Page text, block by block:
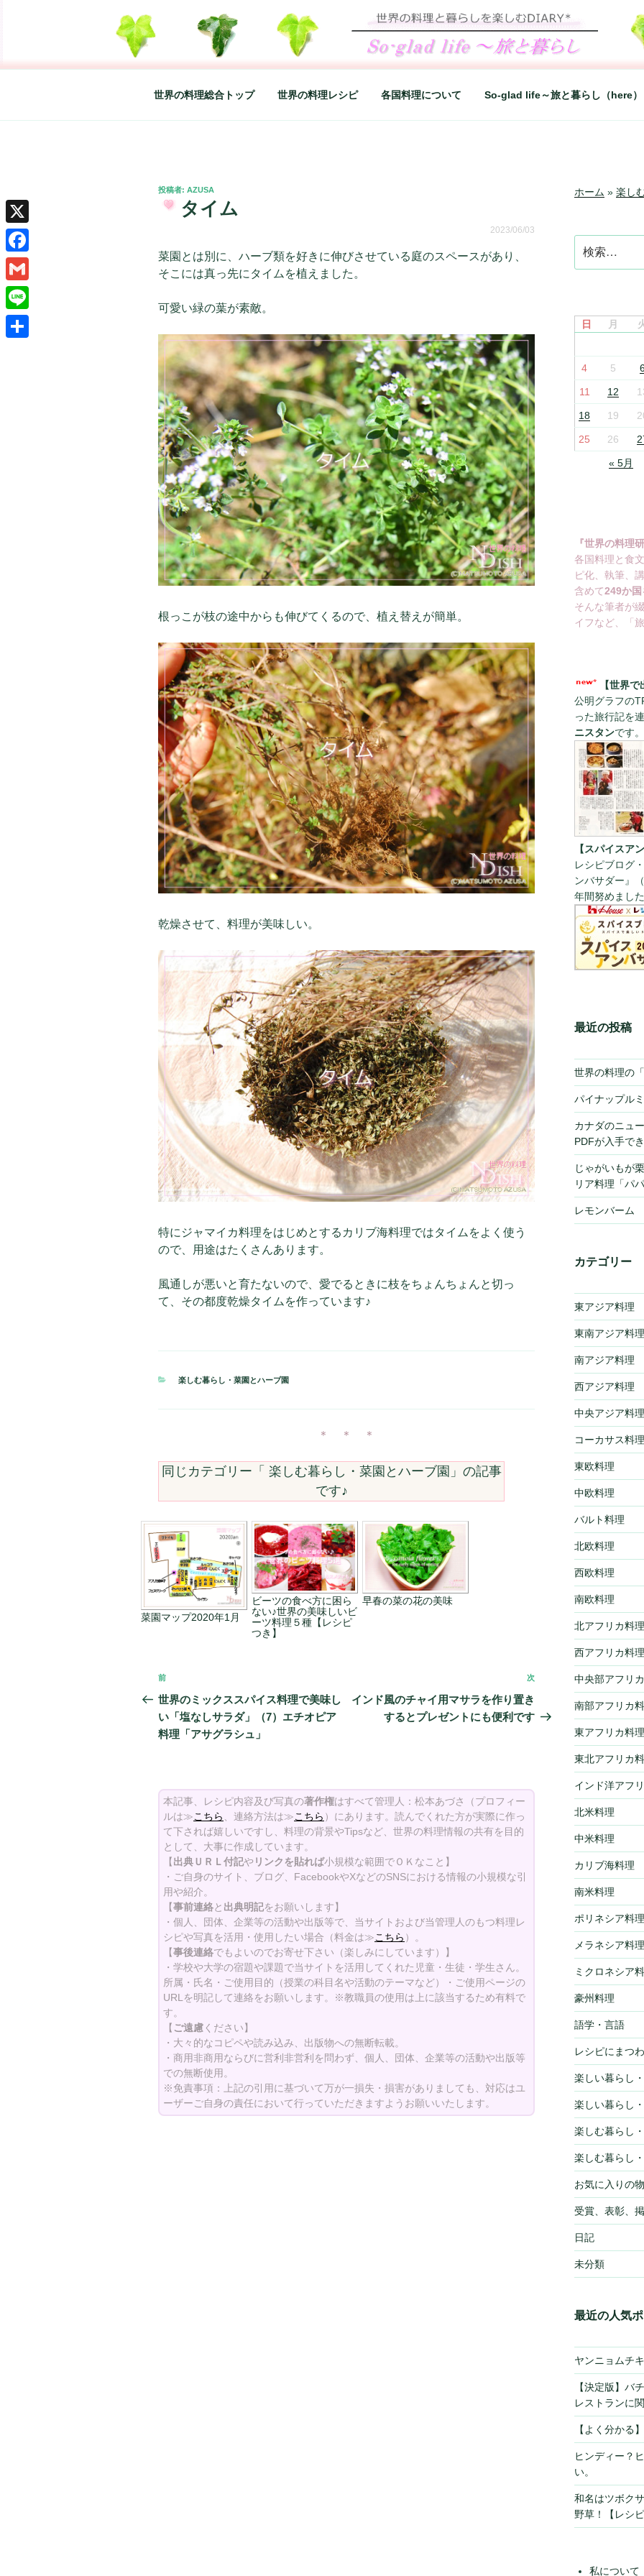
SO-GLAD LIFE～旅と暮らし
世界の料理のエッセイやレシピ、シンプルライフ、楽しい暮らしなどを綴る、世界248か国を
世界の料理総合トップ 世界の料理レシピ 各国料理について So-glad life～旅と暮らし（here）
投
稿
日:
投稿者: AZUSA
タイム
2023/06/03
菜園とは別に、ハーブ類を好きに伸びさせている庭のスペースがあり、
そこには真っ先にタイムを植えました。
可愛い緑の葉が素敵。
根っこが枝の途中からも伸びてくるので、植え替えが簡単。
乾燥させて、料理が美味しい。
特にジャマイカ料理をはじめとするカリブ海料理ではタイムをよく使う
ので、用途はたくさんあります。
風通しが悪いと育たないので、愛でるときに枝をちょんちょんと切っ
て、その都度乾燥タイムを作っています♪
カ
楽しむ暮らし・菜園とハーブ園
＊ ＊ ＊
同じカテゴリー「 楽しむ暮らし・菜園とハーブ園 」の記事
です♪
菜園マップ2020年1月
ビーツの食べ方に困ら
ない♪世界の美味しいビ
ーツ料理５種【レシピ
つき】
早春の菜の花の美味
投
稿
ナ
ー
シ
ョ
ン
前
の
投
稿
前
世界のミックススパイス料理で美味し
い「塩なしサラダ」（7）エチオピア
料理「アサグラシュ」
次
投
次
インド風のチャイ用マサラを作り置き
するとプレゼントにも便利です
本記事、レシピ内容及び写真の著作権はすべて管理人：松本あづさ（プロフィー
ルは≫こちら 、連絡方法は≫こちら ）にあります。読んでくれた方が実際に作っ
て下されば嬉しいですし、料理の背景やTipsなど、世界の料理情報の共有を目的
として、大事に作成しています。
【出典ＵＲＬ付記やリンクを貼れば小規模な範囲でＯＫなこと】
・ご自身のサイト、ブログ、FacebookやXなどのSNSにおける情報の小規模な引
用や紹介。
【事前連絡と 出典明記をお願いします】
・個人、団体、企業等の活動や出版等で、当サイトおよび当管理人のもつ料理レ
シピや写真を活用・使用したい場合（料金は≫こちら ）。
【事後連絡でもよいのでお寄せ下さい（楽しみにしています）】
・学校や大学の宿題や課題で当サイトを活用してくれた児童・生徒・学生さん。
所属・氏名・ご使用目的（授業の科目名や活動のテーマなど）・ご使用ページの
URLを明記して連絡をお願いします。※教職員の使用は上に該当するため有料で
す。
【 ご遠慮ください】
・大々的なコピペや読み込み、出版物への無断転載。
・商用非商用ならびに営利非営利を問わず、個人、団体、企業等の活動や出版等
での無断使用。
※免責事項：上記の引用に基づいて万が一損失・損害がありましても、対応はユ
ーザーご自身の責任において行っていただきますようお願いいたします。
ホーム » 楽し
索:
日
月
4 5
11 12
18 19
25 26
« 5月
『世界の料理
各国料理と食
ピ化、執筆、
含めて249か国
そんな筆者が
イフなど、「
【世界
公明グラフの
った旅行記を
ニスタンです。
【スパイスア
レシピブログ
ンバサダー』
年間努めました
最近の投稿
世界の料理の
パイナップル
カナダのニュ
PDFが入手で
じゃがいもが
リア料理「パ
レモンバーム
カテゴリー
東アジア料理
東南アジア料理
南アジア料理
西アジア料理
中央アジア料理
コーカサス料理
東欧料理
中欧料理
バルト料理
北欧料理
西欧料理
南欧料理
北アフリカ料理
西アフリカ料理
中央部アフリ
南部アフリカ
東アフリカ料理
東北アフリカ
インド洋アフ
北米料理
中米料理
カリブ海料理
南米料理
ポリネシア料理
メラネシア料理
ミクロネシア
豪州料理
語学・言語
レシピにまつ
楽しい暮らし
楽しい暮らし
楽しむ暮らし
楽しむ暮らし
お気に入りの物
受賞、表彰、
日記
未分類
最近の人気ポ
ヤンニョムチ
【決定版】バ
レストランに
【よく分かる
ヒンディー？
い。
和名はツボク
野草！【レシピ
私について
X
Facebook
Gmail
Line